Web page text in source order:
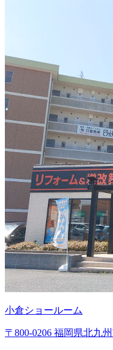
小倉ショールーム
〒800-0206 福岡県北九